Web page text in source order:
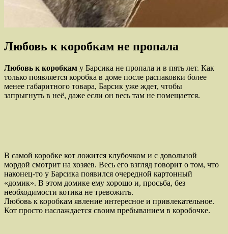
Любовь к коробкам не пропала
Любовь к коробкам у Барсика не пропала и в пять лет. Как
только появляется коробка в доме после распаковки более
менее габаритного товара, Барсик уже ждет, чтобы
запрыгнуть в неё, даже если он весь там не помещается.
В самой коробке кот ложится клубочком и с довольной
мордой смотрит на хозяев. Весь его взгляд говорит о том, что
наконец-то у Барсика появился очередной картонный
«домик». В этом домике ему хорошо и, просьба, без
необходимости котика не тревожить.
Любовь к коробкам явление интересное и привлекательное.
Кот просто наслаждается своим пребыванием в коробочке.